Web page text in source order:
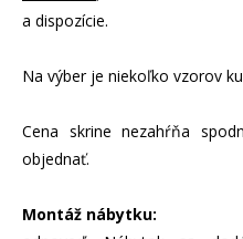
a dispozície.
Na výber je niekoľko vzorov
Cena skrine nezahŕňa
objednať.
Montáž nábytku: